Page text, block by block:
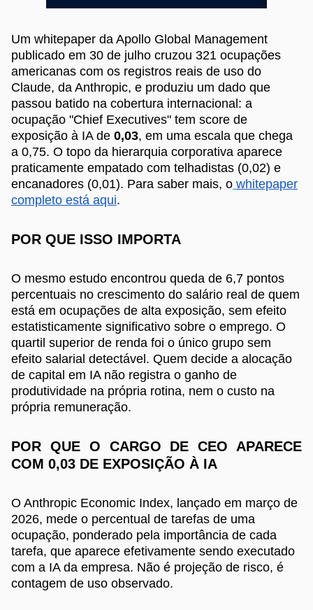
Um whitepaper da Apollo Global Management
publicado em 30 de julho cruzou 321 ocupações
americanas com os registros reais de uso do
Claude, da Anthropic, e produziu um dado que
passou batido na cobertura internacional: a
ocupação "Chief Executives" tem score de
exposição à IA de 0,03, em uma escala que chega
a 0,75. O topo da hierarquia corporativa aparece
praticamente empatado com telhadistas (0,02) e
encanadores (0,01). Para saber mais, o whitepaper
completo está aqui.
POR QUE ISSO IMPORTA
O mesmo estudo encontrou queda de 6,7 pontos
percentuais no crescimento do salário real de quem
está em ocupações de alta exposição, sem efeito
estatisticamente significativo sobre o emprego. O
quartil superior de renda foi o único grupo sem
efeito salarial detectável. Quem decide a alocação
de capital em IA não registra o ganho de
produtividade na própria rotina, nem o custo na
própria remuneração.
POR QUE O CARGO DE CEO APARECE
COM 0,03 DE EXPOSIÇÃO À IA
O Anthropic Economic Index, lançado em março de
2026, mede o percentual de tarefas de uma
ocupação, ponderado pela importância de cada
tarefa, que aparece efetivamente sendo executado
com a IA da empresa. Não é projeção de risco, é
contagem de uso observado.